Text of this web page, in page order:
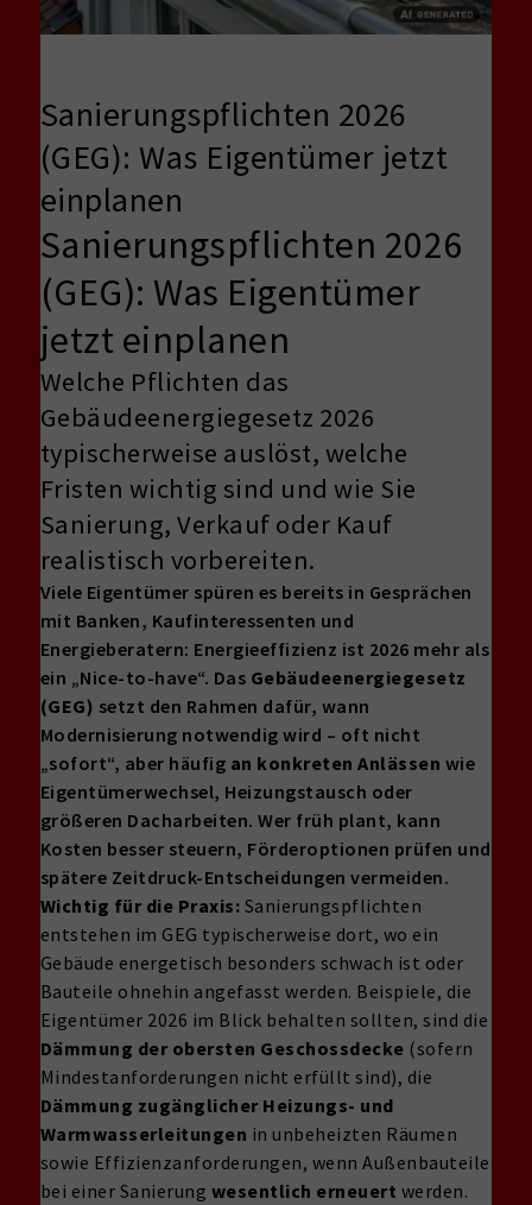
Sanierungspflichten 2026
(GEG): Was Eigentümer jetzt
einplanen
Sanierungspflichten 2026
(GEG): Was Eigentümer
jetzt einplanen
Welche Pflichten das
Gebäudeenergiegesetz 2026
typischerweise auslöst, welche
Fristen wichtig sind und wie Sie
Sanierung, Verkauf oder Kauf
realistisch vorbereiten.
Viele Eigentümer spüren es bereits in Gesprächen
mit Banken, Kaufinteressenten und
Energieberatern: Energieeffizienz ist 2026 mehr als
ein „Nice-to-have“. Das Gebäudeenergiegesetz
(GEG) setzt den Rahmen dafür, wann
Modernisierung notwendig wird – oft nicht
„sofort“, aber häufig an konkreten Anlässen wie
Eigentümerwechsel, Heizungstausch oder
größeren Dacharbeiten. Wer früh plant, kann
Kosten besser steuern, Förderoptionen prüfen und
spätere Zeitdruck-Entscheidungen vermeiden.
Wichtig für die Praxis: Sanierungspflichten
entstehen im GEG typischerweise dort, wo ein
Gebäude energetisch besonders schwach ist oder
Bauteile ohnehin angefasst werden. Beispiele, die
Eigentümer 2026 im Blick behalten sollten, sind die
Dämmung der obersten Geschossdecke (sofern
Mindestanforderungen nicht erfüllt sind), die
Dämmung zugänglicher Heizungs- und
Warmwasserleitungen in unbeheizten Räumen
sowie Effizienzanforderungen, wenn Außenbauteile
bei einer Sanierung wesentlich erneuert werden.